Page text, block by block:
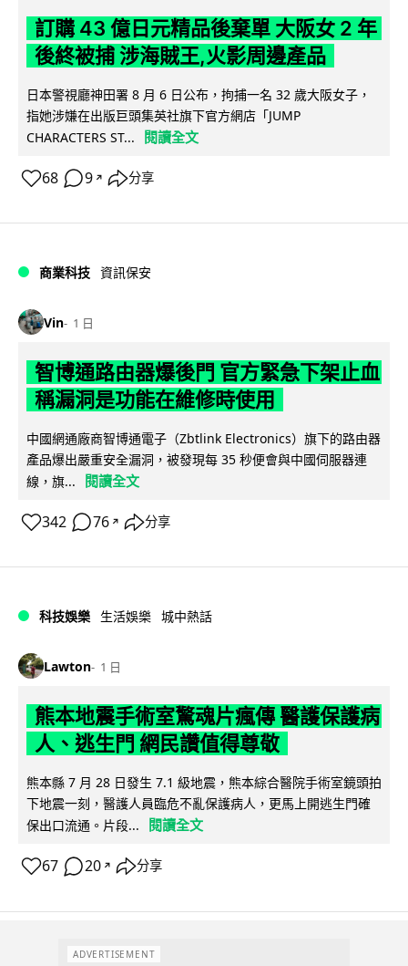
訂購 43 億日元精品後棄單 大阪女 2 年
後終被捕 涉海賊王,火影周邊產品
日本警視廳神田署 8 月 6 日公布，拘捕一名 32 歲大阪女子，
指她涉嫌在出版巨頭集英社旗下官方網店「JUMP
CHARACTERS ST...
閱讀全文
68 9 ↗ 分享
商業科技 資訊保安
Vin 1 日
智博通路由器爆後門 官方緊急下架止血
稱漏洞是功能在維修時使用
中國網通廠商智博通電子（Zbtlink Electronics）旗下的路由器
產品爆出嚴重安全漏洞，被發現每 35 秒便會與中國伺服器連
線，旗...
閱讀全文
342 76 ↗ 分享
科技娛樂 生活娛樂 城中熱話
Lawton 1 日
熊本地震手術室驚魂片瘋傳 醫護保護病
人、逃生門 網民讚值得尊敬
熊本縣 7 月 28 日發生 7.1 級地震，熊本綜合醫院手術室鏡頭拍
下地震一刻，醫護人員臨危不亂保護病人，更馬上開逃生門確
保出口流通。片段...
閱讀全文
67 20 ↗ 分享
ADVERTISEMENT